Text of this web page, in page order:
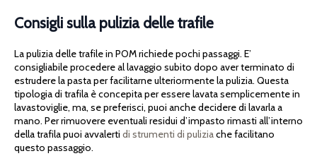
Consigli sulla pulizia delle trafile
La pulizia delle trafile in POM richiede pochi passaggi. E’
consigliabile procedere al lavaggio subito dopo aver terminato di
estrudere la pasta per facilitarne ulteriormente la pulizia. Questa
tipologia di trafila è concepita per essere lavata semplicemente in
lavastoviglie, ma, se preferisci, puoi anche decidere di lavarla a
mano. Per rimuovere eventuali residui d’impasto rimasti all’interno
della trafila puoi avvalerti di strumenti di puliziache facilitano
questo passaggio.